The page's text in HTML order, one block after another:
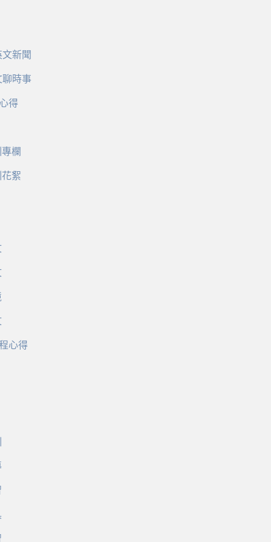
新聞
聊時事
得
欄
絮
心得